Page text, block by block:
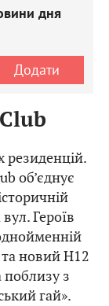
дня
Додати
резиденцій.
об’єднує
вул. Героїв
новий H12
поблизу з
гай».